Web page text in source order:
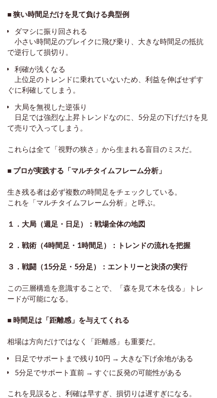
■ 狭い時間足だけを見て負ける典型例
ダマシに振り回される
小さい時間足のブレイクに飛び乗り、大きな時間足の抵抗
で逆行して損切り。
利確が浅くなる
上位足のトレンドに乗れていないため、利益を伸ばせずす
ぐに利確してしまう。
大局を無視した逆張り
日足では強烈な上昇トレンドなのに、5分足の下げだけを見
て売りで入ってしまう。
これらは全て「視野の狭さ」から生まれる盲目のミスだ。
■ プロが実践する「マルチタイムフレーム分析」
生き残る者は必ず複数の時間足をチェックしている。
これを「マルチタイムフレーム分析」と呼ぶ。
１．大局（週足・日足）：戦場全体の地図
２．戦術（4時間足・1時間足）：トレンドの流れを把握
３．戦闘（15分足・5分足）：エントリーと決済の実行
この三層構造を意識することで、「森を見て木を伐る」トレ
ードが可能になる。
■ 時間足は「距離感」を与えてくれる
相場は方向だけではなく「距離感」も重要だ。
日足でサポートまで残り10円 → 大きな下げ余地がある
5分足でサポート直前 → すぐに反発の可能性がある
これを見誤ると、利確は早すぎ、損切りは遅すぎになる。